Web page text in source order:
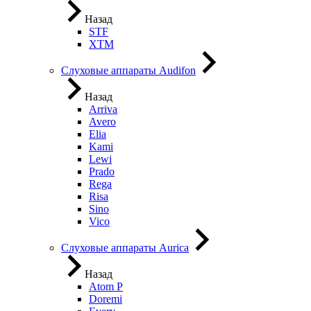
Назад
STF
XTM
Слуховые аппараты Audifon
Назад
Arriva
Avero
Elia
Kami
Lewi
Prado
Rega
Risa
Sino
Vico
Слуховые аппараты Aurica
Назад
Atom P
Doremi